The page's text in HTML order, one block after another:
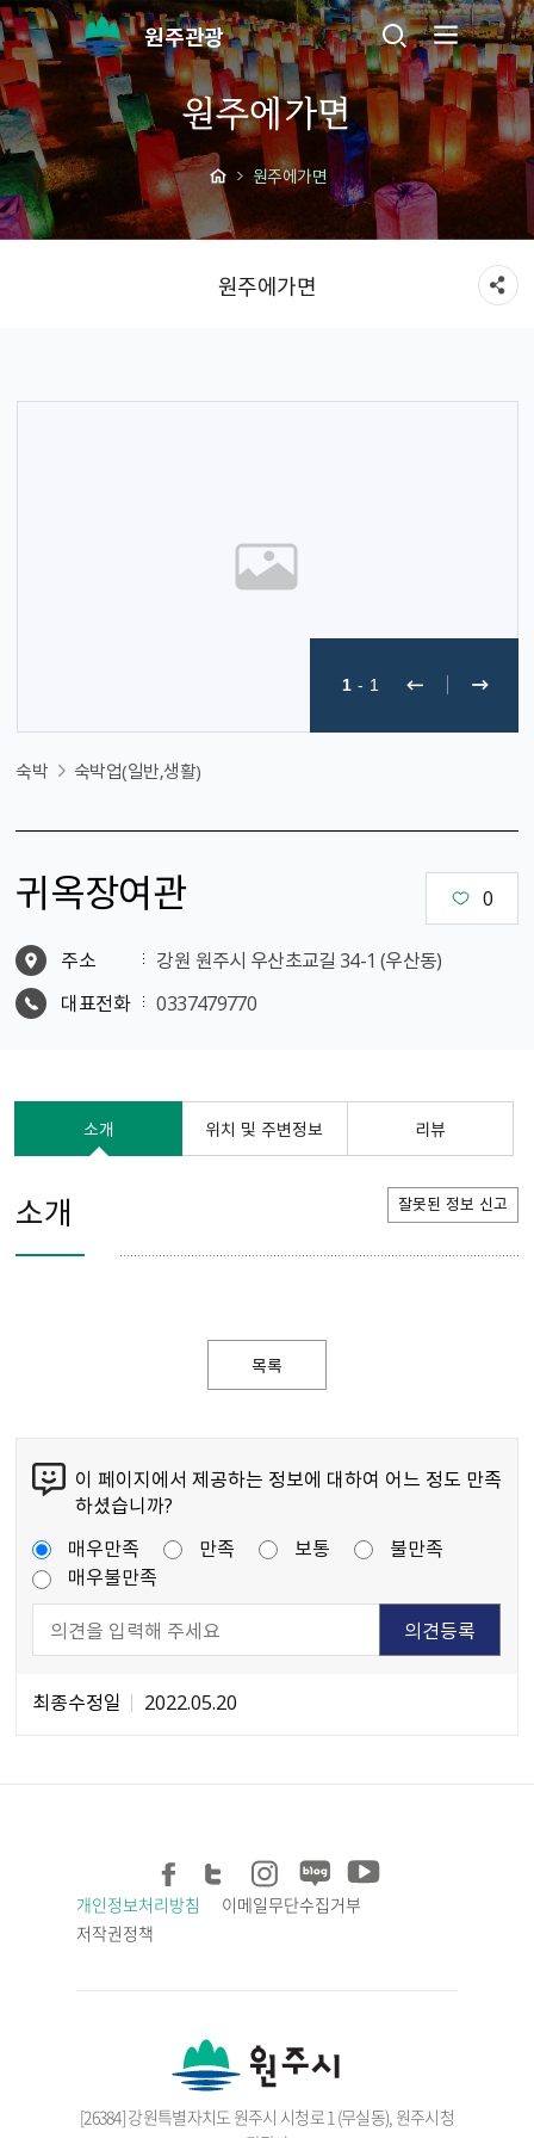
원주관광
원주에가면
원주에가면
원주에가면
1 - 1
숙박 숙박업(일반,생활)
귀옥장여관 0
주소
강원 원주시 우산초교길 34-1 (우산동)
대표전화
0337479770
소개 위치 및 주변정보 리뷰
소개 잘못된 정보 신고
목록
이 페이지에서 제공하는 정보에 대하여 어느 정도 만족
하셨습니까?
매우만족
만족 보통
불만족
매우불만족
최종수정일 2022.05.20
개인정보처리방침
이메일무단수집거부
저작권정책
[26384] 강원특별자치도 원주시 시청로 1 (무실동), 원주시청